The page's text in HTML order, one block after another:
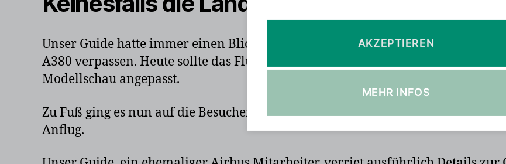
Unser Guide hatte immer einen Blick auf’s Vorfeld – denn niemand von uns
A380 verpassen. Heute sollte das Flugzeug pünktlich kommen – bei früherer
Modellschau angepasst.
Zu Fuß ging es nun auf die Besucherterrasse am Terminal 2 – das größte
Anflug.
AKZEPTIEREN
MEHR INFOS